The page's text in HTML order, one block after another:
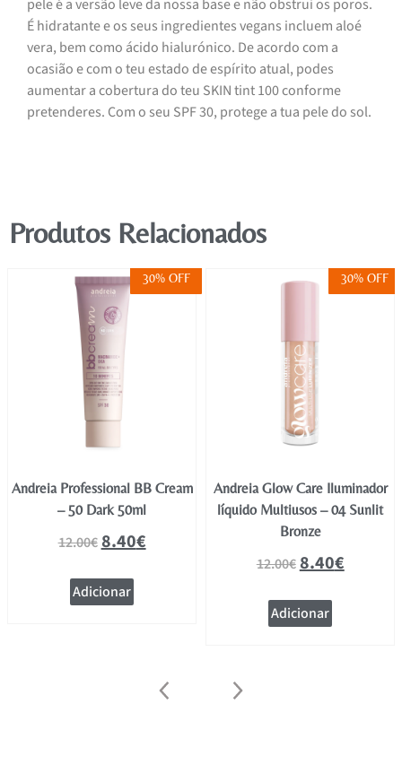
pele é a versão leve da nossa base e não obstrui os poros.
É hidratante e os seus ingredientes vegans incluem aloé
vera, bem como ácido hialurónico. De acordo com a
ocasião e com o teu estado de espírito atual, podes
aumentar a cobertura do teu SKIN tint 100 conforme
pretenderes. Com o seu SPF 30, protege a tua pele do sol.
Produtos Relacionados
30% OFF
Andreia Professional BB Cream
– 50 Dark 50ml
12.00€8.40€
Adicionar
30% OFF
Andreia Glow Care Iluminador
líquido Multiusos – 04 Sunlit
Bronze
12.00€8.40€
Adicionar